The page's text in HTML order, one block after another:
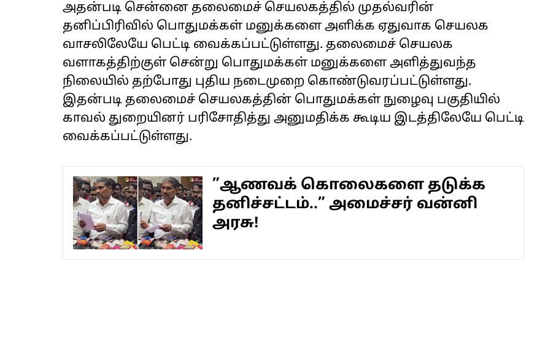
அதன்படி சென்னை தலைமைச் செயலகத்தில் முதல்வரின்
தனிப்பிரிவில் பொதுமக்கள் மனுக்களை அளிக்க ஏதுவாக செயலக
வாசலிலேயே பெட்டி வைக்கப்பட்டுள்ளது. தலைமைச் செயலக
வளாகத்திற்குள் சென்று பொதுமக்கள் மனுக்களை அளித்துவந்த
நிலையில் தற்போது புதிய நடைமுறை கொண்டுவரப்பட்டுள்ளது.
இதன்படி தலைமைச் செயலகத்தின் பொதுமக்கள் நுழைவு பகுதியில்
காவல் துறையினர் பரிசோதித்து அனுமதிக்க கூடிய இடத்திலேயே பெட்டி
வைக்கப்பட்டுள்ளது.
”ஆணவக் கொலைகளை தடுக்க
தனிச்சட்டம்..” அமைச்சர் வன்னி
அரசு!